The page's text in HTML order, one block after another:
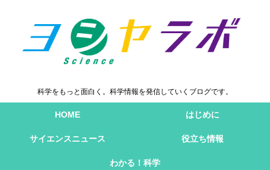
科学をもっと面白く。科学情報を発信していくブログです。
HOME はじめに
サイエンスニュース 役立ち情報
わかる！科学